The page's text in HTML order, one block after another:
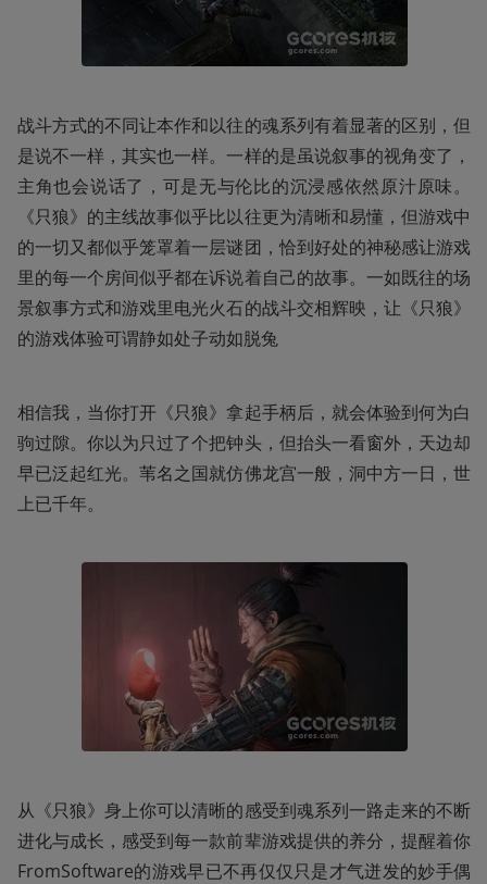
战斗方式的不同让本作和以往的魂系列有着显著的区别，但
是说不一样，其实也一样。一样的是虽说叙事的视角变了，
主角也会说话了，可是无与伦比的沉浸感依然原汁原味。
《只狼》的主线故事似乎比以往更为清晰和易懂，但游戏中
的一切又都似乎笼罩着一层谜团，恰到好处的神秘感让游戏
里的每一个房间似乎都在诉说着自己的故事。一如既往的场
景叙事方式和游戏里电光火石的战斗交相辉映，让《只狼》
的游戏体验可谓静如处子动如脱兔
相信我，当你打开《只狼》拿起手柄后，就会体验到何为白
驹过隙。你以为只过了个把钟头，但抬头一看窗外，天边却
早已泛起红光。苇名之国就仿佛龙宫一般，洞中方一日，世
上已千年。
从《只狼》身上你可以清晰的感受到魂系列一路走来的不断
进化与成长，感受到每一款前辈游戏提供的养分，提醒着你
FromSoftware的游戏早已不再仅仅只是才气迸发的妙手偶